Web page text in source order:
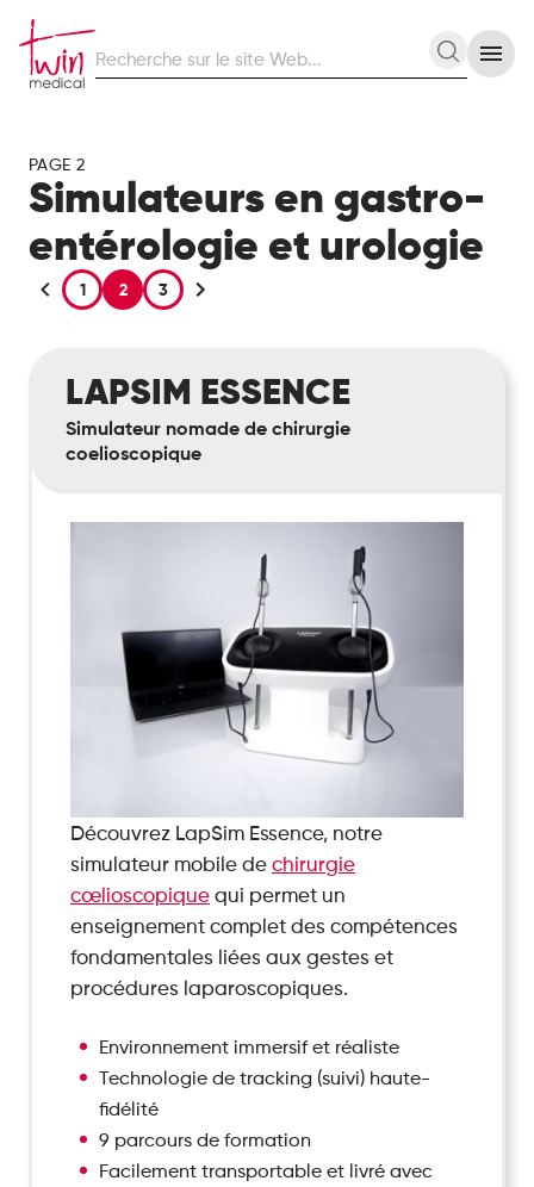
sur
PAGE 2
Simulateurs en gastro-
entérologie et urologie
1 2 3
Essence
LAPSIM ESSENCE
Simulateur nomade de chirurgie
coelioscopique
Découvrez LapSim Essence, notre
simulateur mobile de chirurgie
cœlioscopique qui permet un
enseignement complet des compétences
fondamentales liées aux gestes et
procédures laparoscopiques.
Environnement immersif et réaliste
Technologie de tracking (suivi) haute-
fidélité
9 parcours de formation
Facilement transportable et livré avec